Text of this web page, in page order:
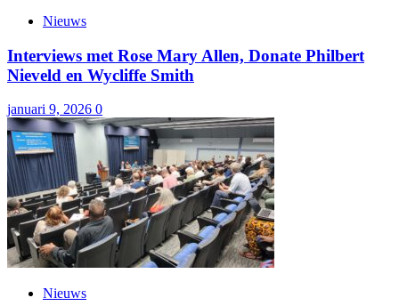
Nieuws
Interviews met Rose Mary Allen, Donate Philbert
Nieveld en Wycliffe Smith
januari 9, 2026 0
Nieuws